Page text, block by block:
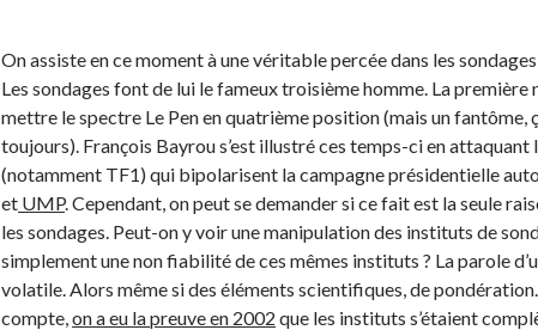
On assiste en ce moment à une véritable percée dans les
Les sondages font de lui le fameux troisième homme. La première
mettre le spectre Le Pen en quatrième position (mais un fantôme,
toujours). François Bayrou s’est illustré ces temps-ci en attaquant
(notamment TF1) qui bipolarisent la campagne présidentielle
et UMP. Cependant, on peut se demander si ce fait est la seule
les sondages. Peut-on y voir une manipulation des instituts de
simplement une non fiabilité de ces mêmes instituts ? La parole
volatile. Alors même si des éléments scientifiques, de
compte,on a eu la preuve en 2002 que les instituts s’étaient